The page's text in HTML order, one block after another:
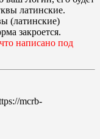
латинские.
(латинские)
закроется.
написано под
mcrb-